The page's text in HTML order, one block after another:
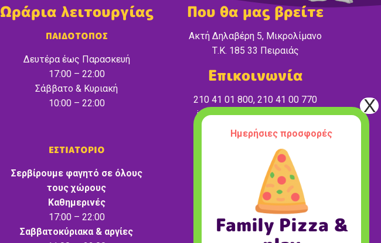
Που θα μας βρείτε
Ακτή Δηλαβέρη 5, Μικρολίμανο
Τ.Κ. 185 33 Πειραιάς
Επικοινωνία
210 41 01 800, 210 41 00 770
info@wonderland-peiraias.gr
Ωράρια λειτουργίας
ΠΑΙΔΟΤΟΠΟΣ
Δευτέρα έως Παρασκευή
17:00 – 22:00
Σάββατο & Κυριακή
10:00 – 22:00
ΕΣΤΙΑΤΟΡΙΟ
Σερβίρουμε φαγητό σε όλους
τους χώρους
Καθημερινές
17:00 – 22:00
Σαββατοκύριακα & αργίες
Ημερήσιες προσφορές
Family Pizza &